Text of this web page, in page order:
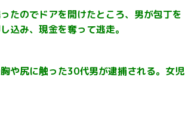
たのでドアを開けたところ、男が包丁を
込み、現金を奪って逃走。
や尻に触った30代男が逮捕される。女児